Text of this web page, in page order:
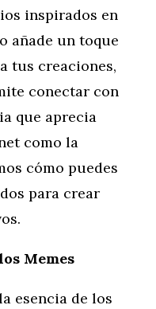
inspirados en
añade un toque
tus creaciones,
conectar con
que aprecia
como la
cómo puedes
para crear
Memes
esencia de los